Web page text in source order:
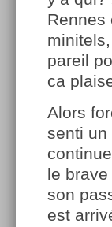
Rennes
pareil
ca
Alors
senti un
le
son
est